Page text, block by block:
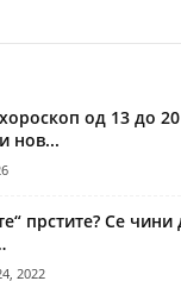
од 13 до
нов...
прстите? Се
2022